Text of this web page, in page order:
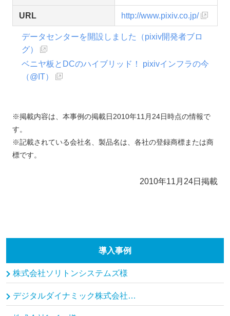
URL http://www.pixiv.co.jp/
データセンターを開設しました（pixiv開発者ブロ
グ）
ベニヤ板とDCのハイブリッド！ pixivインフラの今
（@IT）
※掲載内容は、本事例の掲載日2010年11月24日時点の情報で
す。
※記載されている会社名、製品名は、各社の登録商標または商
標です。
2010年11月24日掲載
導入事例
株式会社ソリトンシステムズ様
デジタルダイナミック株式会社、モルゲンロット株式会社様